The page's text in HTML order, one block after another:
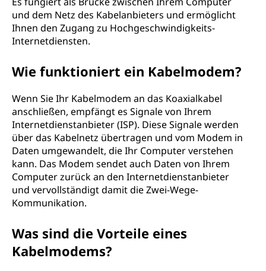
m
und dem Netz des Kabelanbieters und ermöglicht
Ihnen den Zugang zu Hochgeschwindigkeits-
Internetdiensten.
Wie funktioniert ein Kabelmodem?
Wenn Sie Ihr Kabelmodem an das Koaxialkabel
anschließen, empfängt es Signale von Ihrem
Internetdienstanbieter (ISP). Diese Signale werden
über das Kabelnetz übertragen und vom Modem in
Daten umgewandelt, die Ihr Computer verstehen
kann. Das Modem sendet auch Daten von Ihrem
Computer zurück an den Internetdienstanbieter
und vervollständigt damit die Zwei-Wege-
Kommunikation.
Was sind die Vorteile eines
Kabelmodems?